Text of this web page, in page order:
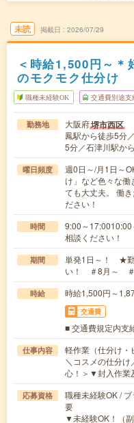
未読 掲載日 2026/07/29
＜時給1,500円～＊
のモクモク仕分け
職種未経験OK 交通費別途支
勤務地 大阪府堺市西区
鳳駅から徒歩5分
5分／石津川駅か
曜日頻度
週0日～/月1日～
け」など色々な
ても大丈夫。 働
ださい！
時間
9:00～
相談ください！
期間
単発1日～！ ★勤
い！ ＃8月～ ＃
時給 時給1,500円～
交通費
■ 交通費規定内支
仕事内容
軽作業（仕分け・
＼コスメの仕分
心！＞▼封入作業
応募資格
職種未経験OK /
要
▼未経験OK！（